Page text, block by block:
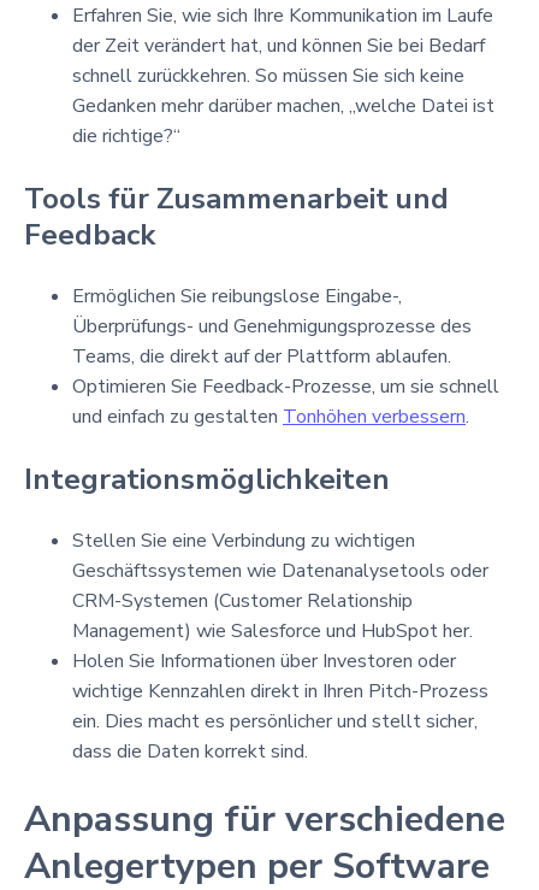
Erfahren Sie, wie sich Ihre Kommunikation im Laufe
der Zeit verändert hat, und können Sie bei Bedarf
schnell zurückkehren. So müssen Sie sich keine
Gedanken mehr darüber machen, „welche Datei ist
die richtige?“
Tools für Zusammenarbeit und
Feedback
Ermöglichen Sie reibungslose Eingabe-,
Überprüfungs- und Genehmigungsprozesse des
Teams, die direkt auf der Plattform ablaufen.
Optimieren Sie Feedback-Prozesse, um sie schnell
und einfach zu gestalten Tonhöhen verbessern.
Integrationsmöglichkeiten
Stellen Sie eine Verbindung zu wichtigen
Geschäftssystemen wie Datenanalysetools oder
CRM-Systemen (Customer Relationship
Management) wie Salesforce und HubSpot her.
Holen Sie Informationen über Investoren oder
wichtige Kennzahlen direkt in Ihren Pitch-Prozess
ein. Dies macht es persönlicher und stellt sicher,
dass die Daten korrekt sind.
Anpassung für verschiedene
Anlegertypen per Software